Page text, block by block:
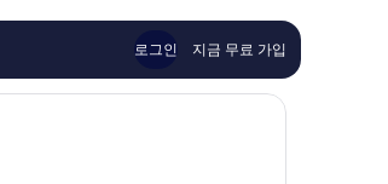
용
후
기
157
로그인 지금 무료 가입